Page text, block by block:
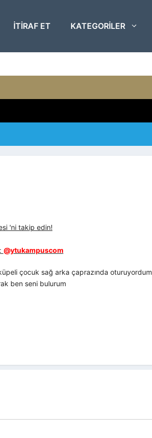
ITIRAF ET KATEGORILER
'ni takip edin!
@ytukampuscom
çocuk sağ arka çaprazında oturuyordum
ben seni bulurum